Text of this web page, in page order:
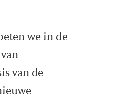
we in de
van de